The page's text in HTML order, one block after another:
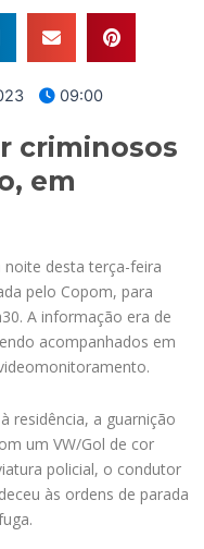
09:00
criminosos
em
desta terça-feira
pelo Copom, para
A informação era de
acompanhados em
residência, a guarnição
um VW/Gol de cor
policial, o condutor
às ordens de parada